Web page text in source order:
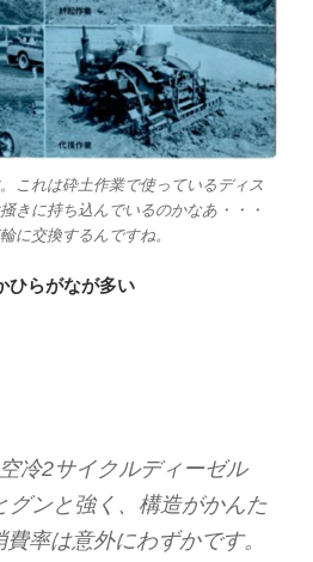
これは砕土作業で使っているディス
きに持ち込んでいるのかなあ・・・
に交換するんですね。
ひらがなが多い
冷2サイクルディーゼル
グンと強く、構造がかんた
率は意外にわずかです。